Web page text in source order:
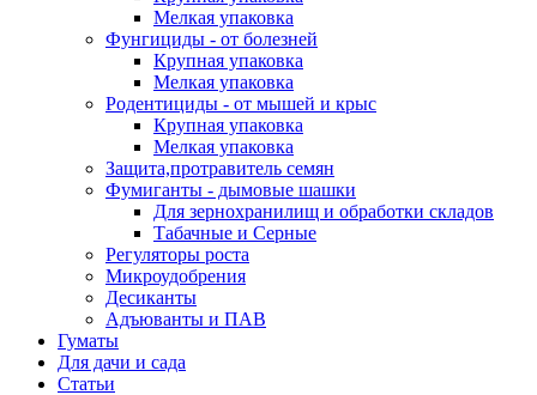
Мелкая упаковка
Фунгициды - от болезней
Крупная упаковка
Мелкая упаковка
Родентициды - от мышей и крыс
Крупная упаковка
Мелкая упаковка
Защита,протравитель семян
Фумиганты - дымовые шашки
Для зернохранилищ и обработки складов
Табачные и Серные
Регуляторы роста
Микроудобрения
Десиканты
Адъюванты и ПАВ
Гуматы
Для дачи и сада
Статьи